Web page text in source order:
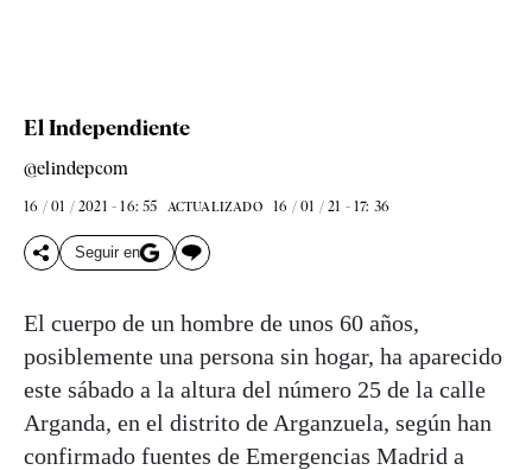
El Independiente
@elindepcom
16 / 01 / 2021 - 16: 55 ACTUALIZADO 16 / 01 / 21 - 17: 36
Seguir en
El cuerpo de un hombre de unos 60 años,
posiblemente una persona sin hogar, ha aparecido
este sábado a la altura del número 25 de la calle
Arganda, en el distrito de Arganzuela, según han
confirmado fuentes de Emergencias Madrid a